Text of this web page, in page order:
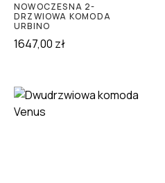
NOWOCZESNA 2-
DRZWIOWA KOMODA
URBINO
1647,00 zł